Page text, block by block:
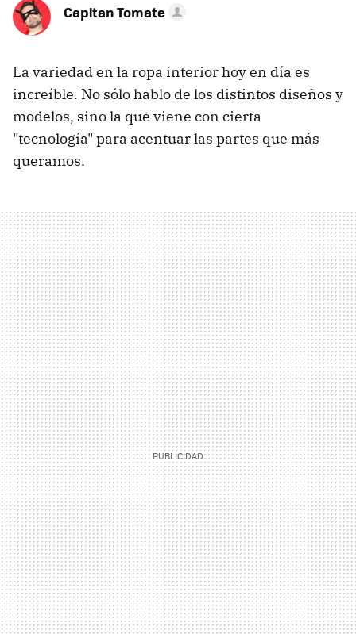
Capitan Tomate
La variedad en la ropa interior hoy en día es
increíble. No sólo hablo de los distintos diseños y
modelos, sino la que viene con cierta
"tecnología" para acentuar las partes que más
queramos.